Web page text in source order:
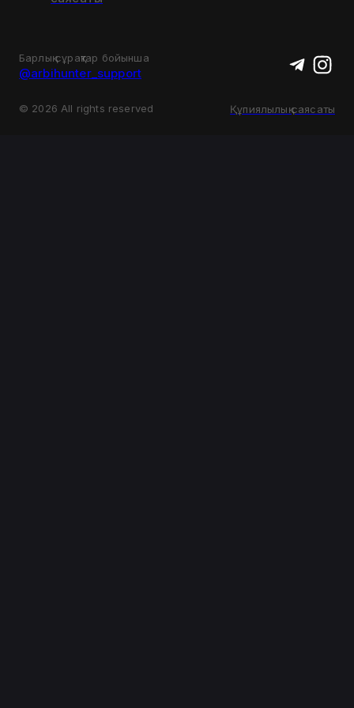
Барлық сұрақтар бойынша
@arbihunter_support
© 2026 All rights reserved Құпиялылық саясаты